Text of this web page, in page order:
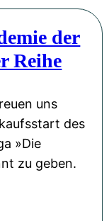
der
Reihe
uns
des
»Die
zu geben.